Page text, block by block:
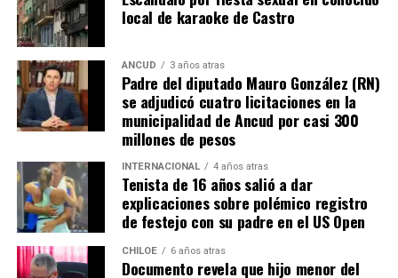
que, a diferencia del conocido dicho, en este caso, todos
los caminos conducen a… La Moneda y, mientras se
espera ese gesto por parte de la madre del pequeño
Tomás, los pasos siguen quemando los pies de Fernando
en pos de que cada kilómetro recorrido, signifique más
que una llegada a Santiago, un arribo a la cura de su hijo
Actualmente, Gómez se encuentra en Santiago
realizando trámites y participando como invitada en
distintos medios de comunicación. Aunque aún no tiene
una fecha exacta para su viaje a Estados Unidos, donde
local de karaoke de Castro
ANCUD 3 años atras
Padre del diputado Mauro González (RN)
se adjudicó cuatro licitaciones en la
municipalidad de Ancud por casi 300
millones de pesos
INTERNACIONAL 4 años atras
Tenista de 16 años salió a dar
explicaciones sobre polémico registro
de festejo con su padre en el US Open
CHILOE 6 años atras
Documento revela que hijo menor del